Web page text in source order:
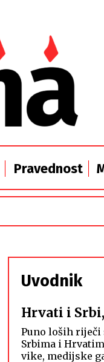
Pravednost
Uvodnik
Hrvati i
Puno loših riječi
Srbima i
vike, medijske